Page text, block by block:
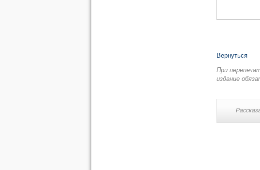
Вернуться
При
издание